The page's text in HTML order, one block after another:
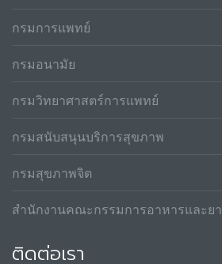
กรมการแพทย์
กรมอนามัย
กรมวิทยาศาสตร์การแพทย์
กรมสนับสนุนบริการสุขภาพ
กรมสุขภาพจิต
สำนักงานคณะกรรมการอาหารและยา
ติดต่อเรา